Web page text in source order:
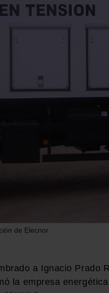
de Elecnor
a Ignacio Prado
la empresa